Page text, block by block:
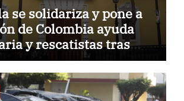
se solidariza y pone a
de Colombia ayuda
y rescatistas tras